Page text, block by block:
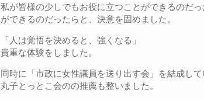
私が皆様の少しでもお役に立つことができるのだ
ができるのだったらと、決意を固めました。
「人は覚悟を決めると、強くなる」
貴重な体験をしました。
同時に「市政に女性議員を送り出す会」を結成し
丸子とっとこ会のの推薦も整いました。